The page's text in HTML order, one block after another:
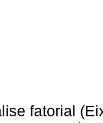
fatorial